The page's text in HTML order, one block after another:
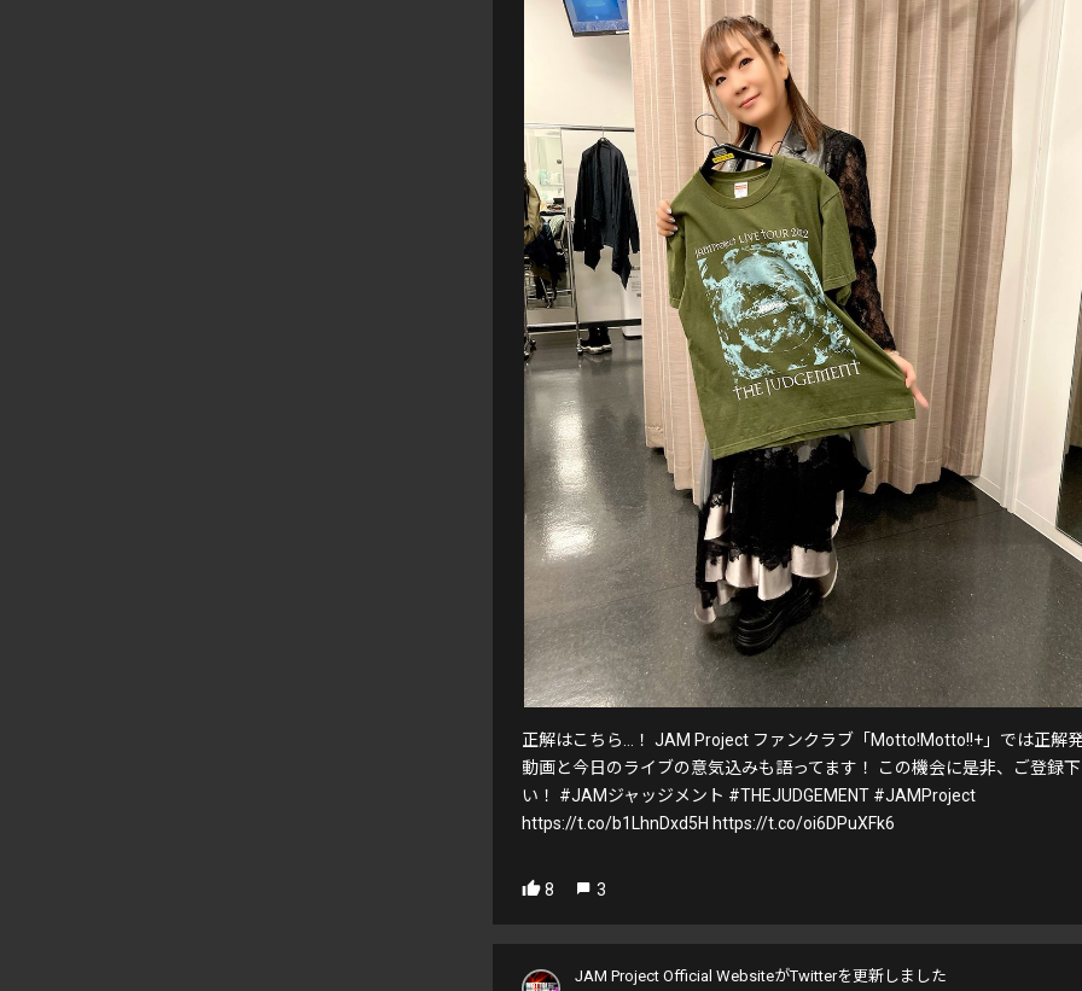
正解はこちら…！ JAM Project ファンクラブ「Motto!Motto!!+」では正解
動画と今日のライブの意気込みも語ってます！ この機会に是非、ご登録
い！ #JAMジャッジメント #THEJUDGEMENT #JAMProject
https://t.co/b1LhnDxd5H https://t.co/oi6DPuXFk6
8 3
JAM Project Official WebsiteがTwitterを更新しました